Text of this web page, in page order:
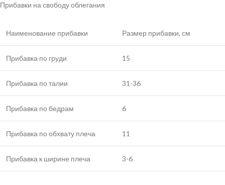
Прибавки на свободу облегания
Наименование прибавки Размер прибавки, см
Прибавка по груди 15
Прибавка по талии 31-36
Прибавка по бедрам 6
Прибавка по обхвату плеча 11
Прибавка к ширине плеча 3-6